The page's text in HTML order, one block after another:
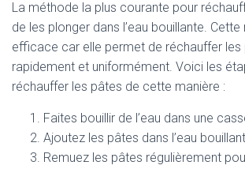
La méthode la plus courante pour
de les plonger dans l’eau bouillante.
efficace car elle permet de réchauffer les
rapidement et uniformément. Voici les
réchauffer les pâtes de cette manière :
Faites bouillir de l’eau dans une
Ajoutez les pâtes dans l’eau
Remuez les pâtes régulièrement